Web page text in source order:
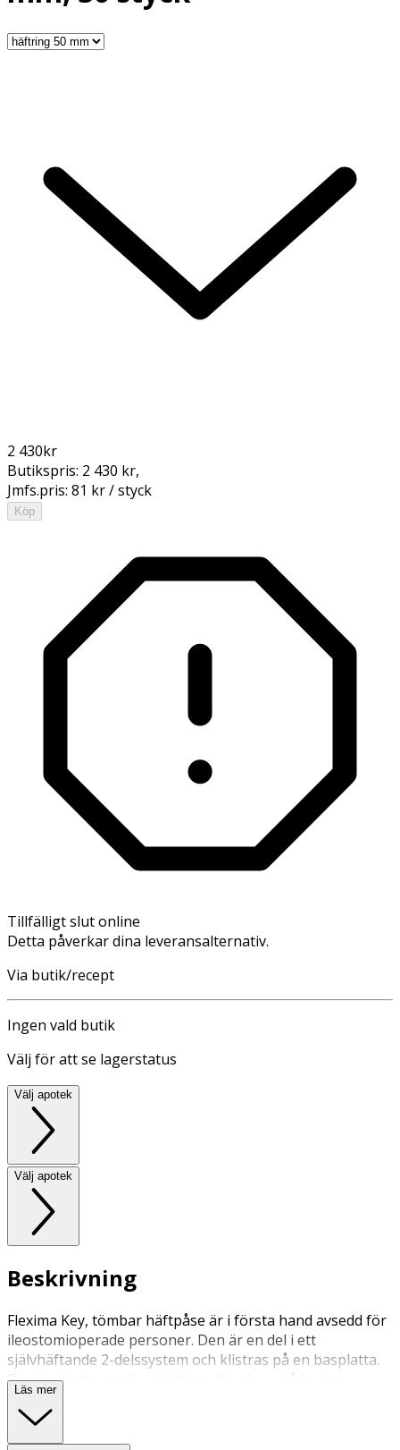
2 430kr
Butikspris: 2 430 kr,
Jmfs.pris: 81 kr / styck
Köp
Tillfälligt slut online
Detta påverkar dina leveransalternativ.
Via butik/recept
Ingen vald butik
Välj för att se lagerstatus
Välj apotek
Välj apotek
Beskrivning
Flexima Key, tömbar häftpåse är i första hand avsedd för
ileostomioperade personer. Den är en del i ett
självhäftande 2-delssystem och klistras på en basplatta.
Den kan bytas medan plattan sitter kvar på huden.
Påsens fästring består av ett mjukt flexibelt
skummaterial. Påsen kan bara användas tillsammans
med Flexima Key plattor. Påsens utlopp kan kopplas till
Läs mer